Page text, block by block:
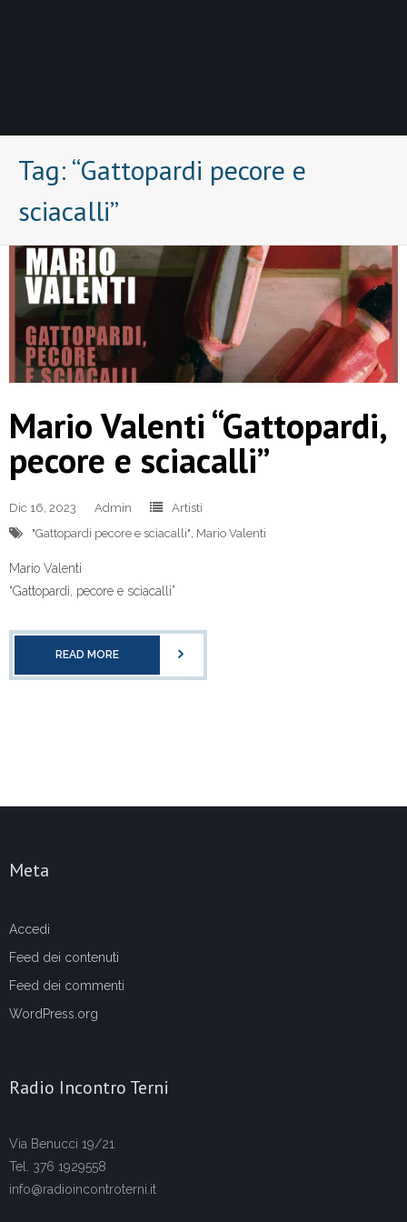
Tag: “Gattopardi pecore e
sciacalli”
Mario Valenti “Gattopardi,
pecore e sciacalli”
Dic 16, 2023 Admin
Artisti
"Gattopardi pecore e sciacalli" Mario Valenti
Mario Valenti
“Gattopardi, pecore e sciacalli”
READ MORE
Meta
Accedi
Feed dei contenuti
Feed dei commenti
WordPress.org
Radio Incontro Terni
Via Benucci 19/21
Tel. 376 1929558
info@radioincontroterni.it